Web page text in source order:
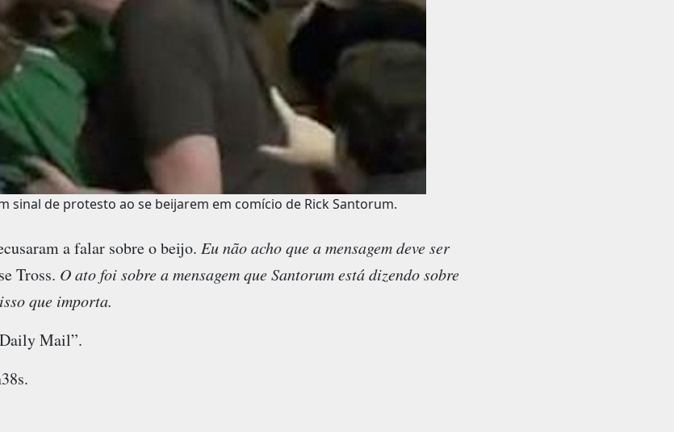
sinal de protesto ao se beijarem em comício de Rick Santorum.
a falar sobre o beijo. Eu não acho que a mensagem deve ser
Tross. O ato foi sobre a mensagem que Santorum está dizendo sobre
que importa.
Mail”.